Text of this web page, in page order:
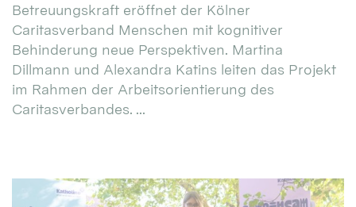
Betreuungskraft eröffnet der Kölner
Caritasverband Menschen mit kognitiver
Behinderung neue Perspektiven. Martina
Dillmann und Alexandra Katins leiten das Projekt
im Rahmen der Arbeitsorientierung des
Caritasverbandes. ...